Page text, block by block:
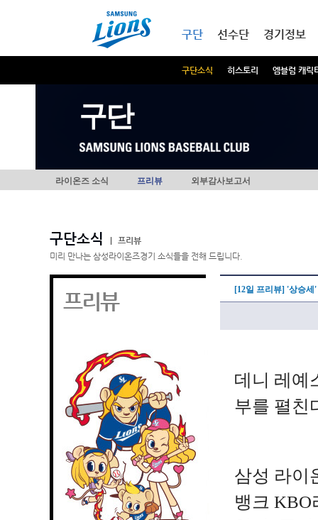
구단
구단소식 히스토리 엠블럼 캐릭
선수단 경기정보
구단
라이온즈 소식 프리뷰 외부감사보고서
구단소식
프리뷰
미리 만나는 삼성라이온즈경기 소식들을 전해 드립니다.
프리뷰 [12일 프리뷰] '상승
데니 레예
부를 펼친
삼성 라이
뱅크 KBO